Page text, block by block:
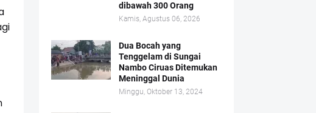
dibawah 300 Orang
Kamis, Agustus 06, 2026
Dua Bocah yang
Tenggelam di Sungai
Nambo Ciruas Ditemukan
Meninggal Dunia
Minggu, Oktober 13, 2024